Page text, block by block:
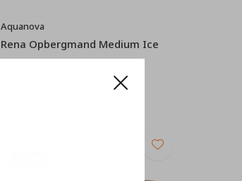
Aquanova
Rena Opbergmand Medium Ice